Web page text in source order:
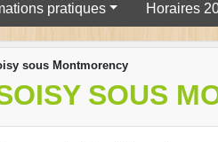
pratiques Horaires
sous Montmorency
SOUS